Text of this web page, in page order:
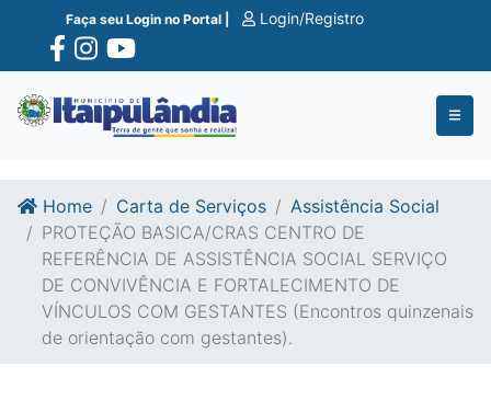
Ir para o conte�do
Ir para o fim do conte�do
Faça seu Login no Portal | Login/Registro
Home Carta de Serviços
Assistência Social
PROTEÇÃO BASICA/CRAS CENTRO DE
REFERÊNCIA DE ASSISTÊNCIA SOCIAL SERVIÇO
DE CONVIVÊNCIA E FORTALECIMENTO DE
VÍNCULOS COM GESTANTES (Encontros quinzenais
de orientação com gestantes).